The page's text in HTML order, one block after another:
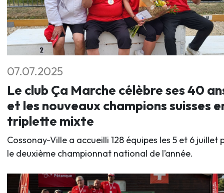
07.07.2025
Le club Ça Marche célèbre ses 40
et les nouveaux champions suisses
triplette mixte
Cossonay-Ville a accueilli 128 équipes les 5 et 6 juillet
le deuxième championnat national de l’année.